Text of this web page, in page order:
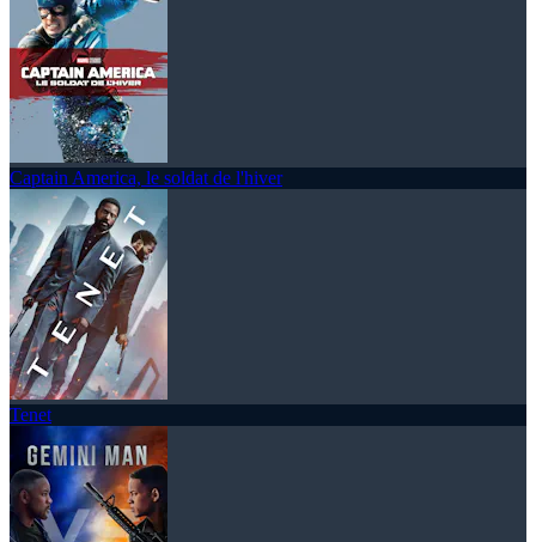
Captain America, le soldat de l'hiver
Tenet